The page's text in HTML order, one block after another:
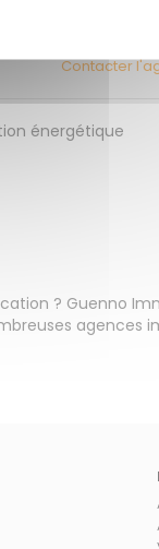
GUENNO -
Contacter
énergétique
? Guenno
agences